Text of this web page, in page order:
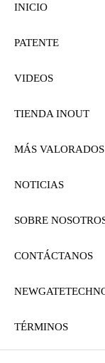
INICIO
PATENTE
VIDEOS
TIENDA INOUT
MÁS VALORADOS
NOTICIAS
SOBRE
CONTÁCTANOS
TÉRMINOS